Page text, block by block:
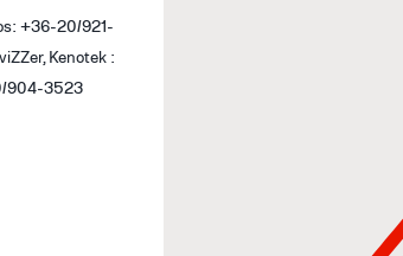
+36-20/921-
Kenotek :
904-3523